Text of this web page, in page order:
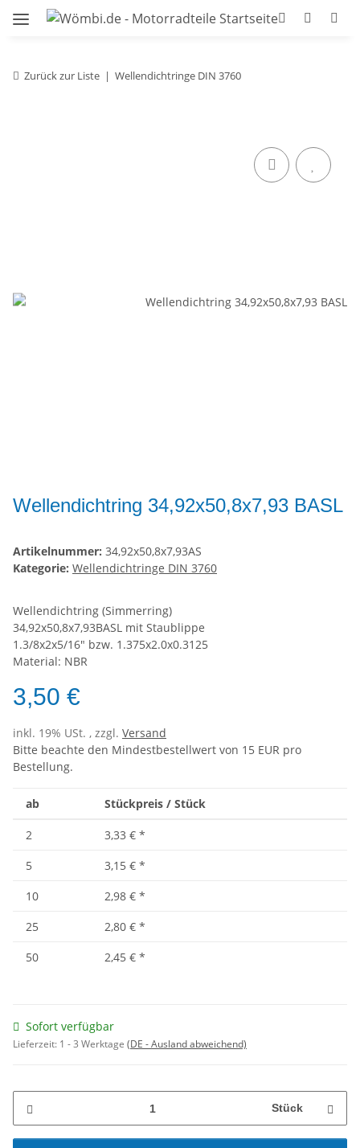
Zurück zur Liste Wellendichtringe DIN 3760
Wellendichtring 34,92x50,8x7,93 BASL
Artikelnummer: 34,92x50,8x7,93AS
Kategorie: Wellendichtringe DIN 3760
Wellendichtring (Simmerring)
34,92x50,8x7,93BASL mit Staublippe
1.3/8x2x5/16" bzw. 1.375x2.0x0.3125
Material: NBR
3,50 €
inkl. 19% USt. , zzgl. Versand
Bitte beachte den Mindestbestellwert von 15 EUR pro
Bestellung.
ab Stückpreis / Stück
2 3,33 € *
5
3,15 € *
10
2,98 € *
25
2,80 € *
50
2,45 € *
Sofort verfügbar
Lieferzeit: 1 - 3 Werktage (DE - Ausland abweichend)
Stück